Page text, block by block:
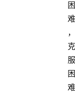
困
难
，
克
服
困
难